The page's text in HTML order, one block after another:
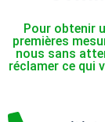
Pour obtenir
premières
nous sans
réclamer ce qui